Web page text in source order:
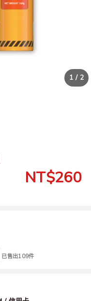
1 / 2
NT$260
已售出109件